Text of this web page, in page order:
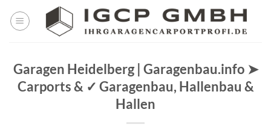
Garagen Heidelberg | Garagenbau.info ➤
Carports & ✓ Garagenbau, Hallenbau &
Hallen